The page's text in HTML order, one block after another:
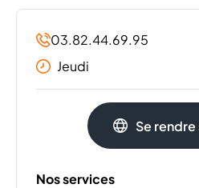
03.82.44.69.95
Jeudi
Mardi
Mercredi
Vendredi
Se rendre
Nos services